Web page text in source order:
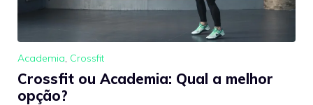
Academia, Crossfit
Crossfit ou Academia: Qual a melhor
opção?